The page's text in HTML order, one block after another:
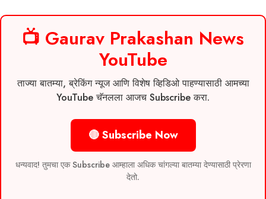
📺 Gaurav Prakashan News
YouTube
ताज्या बातम्या, ब्रेकिंग न्यूज आणि विशेष व्हिडिओ पाहण्यासाठी आमच्या
YouTube चॅनलला आजच Subscribe करा.
🔴 Subscribe Now
धन्यवाद! तुमचा एक Subscribe आम्हाला अधिक चांगल्या बातम्या देण्यासाठी प्रेरणा
देतो.